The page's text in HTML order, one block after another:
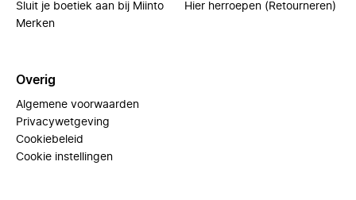
Sluit je boetiek aan bij Miinto
Merken
Hier herroepen (Retourneren)
Overig
Algemene voorwaarden
Privacywetgeving
Cookiebeleid
Cookie instellingen